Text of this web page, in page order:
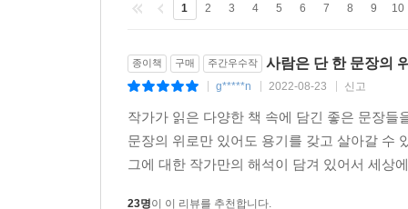
1 2 3 4 5 6 7 8 9 10
종이책 구매 주간우수작 사람은 단 한 문장의
g*****n 2022-08-23 신고
작가가 읽은 다양한 책 속에 담긴 좋은 문장
문장의 위로만 있어도 용기를 갖고 살아갈 수
그에 대한 작가만의 해석이 담겨 있어서 세상
23명이 이 리뷰를 추천합니다.